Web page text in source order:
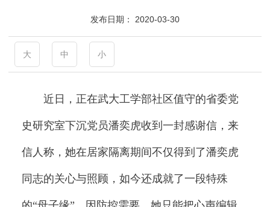
发布日期： 2020-03-30
大 中 小
近日，正在武大工学部社区值守的省委党
史研究室下沉党员潘奕虎收到一封感谢信，来
信人称，她在居家隔离期间不仅得到了潘奕虎
同志的关心与照顾，如今还成就了一段特殊